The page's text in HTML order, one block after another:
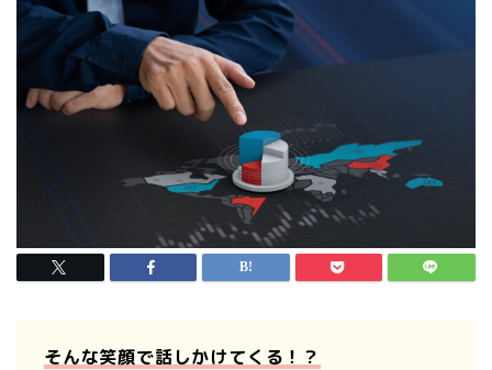
そんな笑顔で話しかけてくる！？